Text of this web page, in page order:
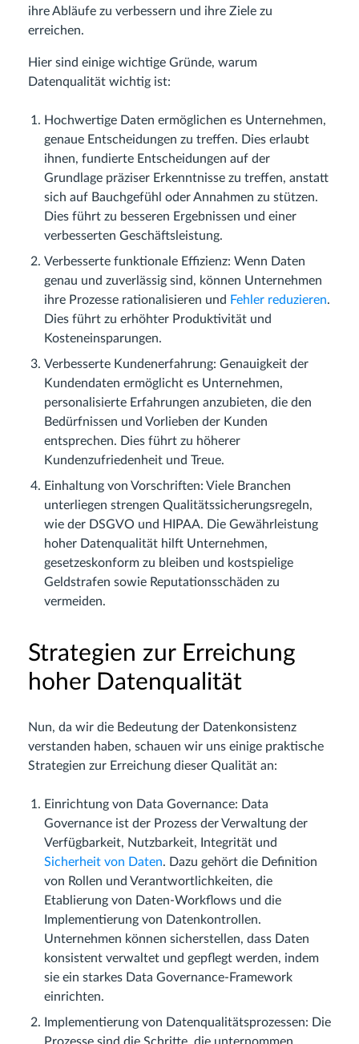
ihre Abläufe zu verbessern und ihre Ziele zu
erreichen.
Hier sind einige wichtige Gründe, warum
Datenqualität wichtig ist:
Hochwertige Daten ermöglichen es Unternehmen,
genaue Entscheidungen zu treffen. Dies erlaubt
ihnen, fundierte Entscheidungen auf der
Grundlage präziser Erkenntnisse zu treffen, anstatt
sich auf Bauchgefühl oder Annahmen zu stützen.
Dies führt zu besseren Ergebnissen und einer
verbesserten Geschäftsleistung.
Verbesserte funktionale Effizienz: Wenn Daten
genau und zuverlässig sind, können Unternehmen
ihre Prozesse rationalisieren und Fehler reduzieren.
Dies führt zu erhöhter Produktivität und
Kosteneinsparungen.
Verbesserte Kundenerfahrung: Genauigkeit der
Kundendaten ermöglicht es Unternehmen,
personalisierte Erfahrungen anzubieten, die den
Bedürfnissen und Vorlieben der Kunden
entsprechen. Dies führt zu höherer
Kundenzufriedenheit und Treue.
Einhaltung von Vorschriften: Viele Branchen
unterliegen strengen Qualitätssicherungsregeln,
wie der DSGVO und HIPAA. Die Gewährleistung
hoher Datenqualität hilft Unternehmen,
gesetzeskonform zu bleiben und kostspielige
Geldstrafen sowie Reputationsschäden zu
vermeiden.
Strategien zur Erreichung
hoher Datenqualität
Nun, da wir die Bedeutung der Datenkonsistenz
verstanden haben, schauen wir uns einige praktische
Strategien zur Erreichung dieser Qualität an:
Einrichtung von Data Governance: Data
Governance ist der Prozess der Verwaltung der
Verfügbarkeit, Nutzbarkeit, Integrität und
Sicherheit von Daten. Dazu gehört die Definition
von Rollen und Verantwortlichkeiten, die
Etablierung von Daten-Workflows und die
Implementierung von Datenkontrollen.
Unternehmen können sicherstellen, dass Daten
konsistent verwaltet und gepflegt werden, indem
sie ein starkes Data Governance-Framework
einrichten.
Implementierung von Datenqualitätsprozessen: Die